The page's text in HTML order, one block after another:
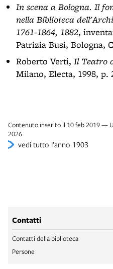
In scena a Bologna. Il
nella Biblioteca
1761-1864, 1882,
Patrizia Busi, Bologna,
Roberto Verti, Il Teatro
Milano, Electa, 1998, p.
Contenuto inserito il 10 feb 2019 —
2026
vedi tutto l’anno 1903
Contatti
Contatti della biblioteca
Persone